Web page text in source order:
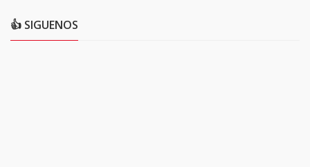
👍 SIGUENOS